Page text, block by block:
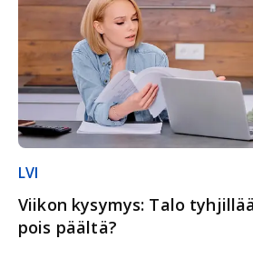
LVI
Viikon kysymys: Talo
pois päältä?